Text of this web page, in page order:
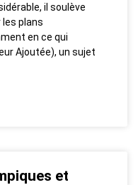
il soulève
plans
en ce qui
Ajoutée), un sujet
et